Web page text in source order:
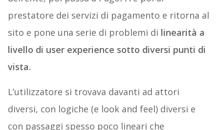
prestatore dei servizi di pagamento e ritorna al
sito e pone una serie di problemi di linearità a
livello di user experience sotto diversi punti di
vista.
L’utilizzatore si trovava davanti ad attori
diversi, con logiche (e look and feel) diversi e
con passaggi spesso poco lineari che